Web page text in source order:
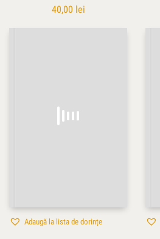
40,00 lei
Adaugă la lista de dorințe